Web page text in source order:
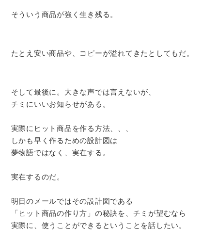
そういう商品が強く生き残る。
たとえ安い商品や、コピーが溢れてきたとしてもだ。
そして最後に。大きな声では言えないが、
チミにいいお知らせがある。
実際にヒット商品を作る方法、、、
しかも早く作るための設計図は
夢物語ではなく、実在する。
実在するのだ。
明日のメールではその設計図である
「ヒット商品の作り方」の秘訣を、チミが望むなら
実際に、使うことができるということを話したい。